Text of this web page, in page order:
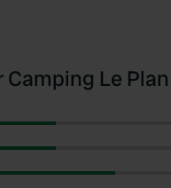
Camping Le